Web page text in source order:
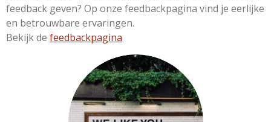
feedback geven? Op onze feedbackpagina vind je eerlijke
en betrouwbare ervaringen.
Bekijk de feedbackpagina